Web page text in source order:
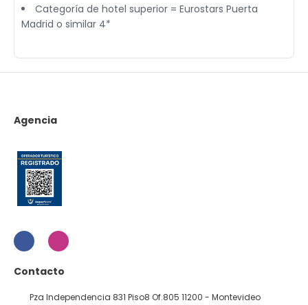
Categoría de hotel superior = Eurostars Puerta
Madrid o similar 4*
Agencia
Contacto
Pza Independencia 831 Piso8 Of.805 11200 - Montevideo